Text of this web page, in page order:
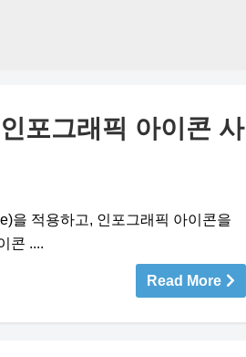
포그래픽 아이콘 사
을 적용하고, 인포그래픽 아이콘을
콘 ....
Read More